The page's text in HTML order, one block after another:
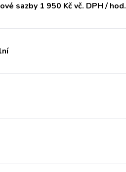
sazby 1 950 Kč vč. DPH / hod.